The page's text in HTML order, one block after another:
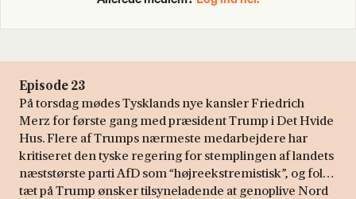
Episode 23
På torsdag mødes Tysklands nye kansler Friedrich
Merz for første gang med præsident Trump i Det Hvide
Hus. Flere af Trumps nærmeste medarbejdere har
kritiseret den tyske regering for stemplingen af landets
næststørste parti AfD som “højreekstremistisk”, og folk
tæt på Trump ønsker tilsyneladende at genoplive Nord